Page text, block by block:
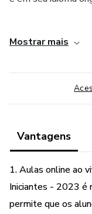
tecnologia, da
Horários: 2ª feira
Mostrar mais
Vantagens
1. Aulas online ao
Iniciantes - 2023 é
permite que os